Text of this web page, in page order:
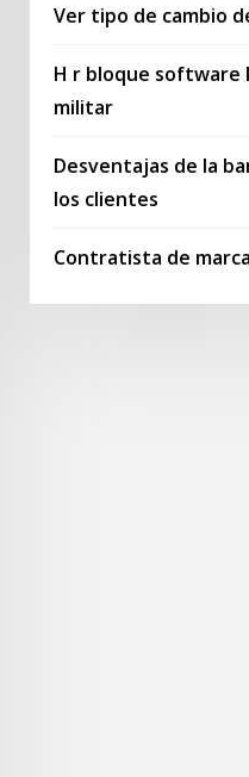
Ver tipo de cambio
H r bloque software
militar
Desventajas de la
los clientes
Contratista de